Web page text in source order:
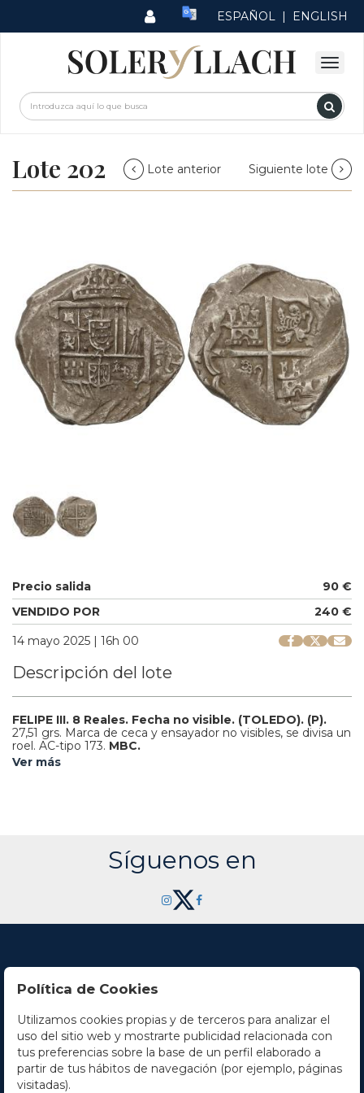
ESPAÑOL | ENGLISH
Lote 202 Lote anterior Siguiente lote
Precio salida
90 €
VENDIDO POR
240 €
14 mayo 2025 | 16h 00
Descripción del lote
FELIPE III. 8 Reales. Fecha no visible. (TOLEDO). (P).
27,51 grs. Marca de ceca y ensayador no visibles, se divisa un
roel. AC-tipo 173. MBC.
Ver más
Síguenos en
Contacto
Horario
La empresa
Política de Cookies
Utilizamos cookies propias y de terceros para analizar el
uso del sitio web y mostrarte publicidad relacionada con
tus preferencias sobre la base de un perfil elaborado a
partir de tus hábitos de navegación (por ejemplo, páginas
visitadas).